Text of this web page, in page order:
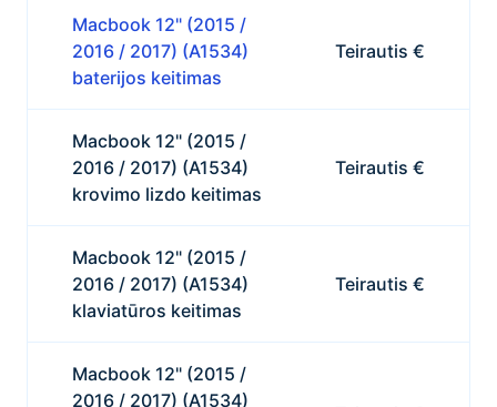
Macbook 12" (2015 /
2016 / 2017) (A1534)
baterijos keitimas
Teirautis €
Macbook 12" (2015 /
2016 / 2017) (A1534)
krovimo lizdo keitimas
Teirautis €
Macbook 12" (2015 /
2016 / 2017) (A1534)
klaviatūros keitimas
Teirautis €
Macbook 12" (2015 /
2016 / 2017) (A1534)